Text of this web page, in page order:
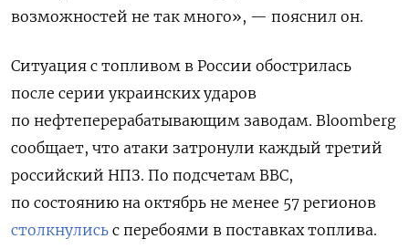
возможностей не так много», — пояснил он.
Ситуация с топливом в России обострилась
после серии украинских ударов
по нефтеперерабатывающим заводам. Bloomberg
сообщает, что атаки затронули каждый третий
российский НПЗ. По подсчетам BBC,
по состоянию на октябрь не менее 57 регионов
столкнулись с перебоями в поставках топлива.